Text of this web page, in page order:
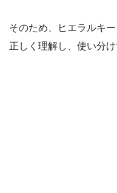
そのため、ヒエラルキ
正しく理解し、使い分